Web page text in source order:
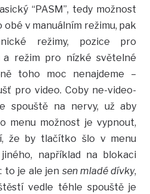
“PASM”, tedy možnost
v manuálním režimu, pak
režimy, pozice pro
a režim pro nízké světelné
toho moc nenajdeme –
pro video. Coby ne-video-
spouště na nervy, už aby
menu možnost je vypnout,
že by tlačítko šlo v menu
například na blokaci
to je ale jen sen mladé dívky,
vedle téhle spouště je